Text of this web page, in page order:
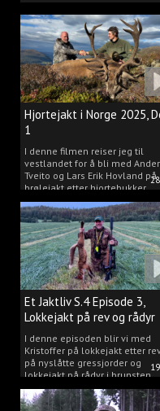
Hjortejakt i Norge 2025,
1
I denne filmen reiser jeg til
vestlandet for å bli med
Tveito og Lars Erik Hovland på
brølejakt etter hjortebukker.
Et Jaktliv S.4 Episode 3,
Lokkejakt på rev og rådyr
2025.
I denne episoden blir vi med
Kristoffer på lokkejakt etter
på nyslåtte gressjorder og
lokkejakt på rådyr i brunsten.